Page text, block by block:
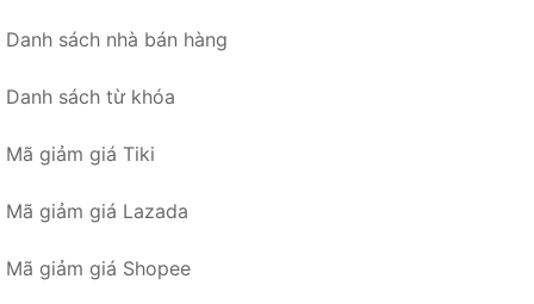
Danh sách nhà bán hàng
Danh sách từ khóa
Mã giảm giá Tiki
Mã giảm giá Lazada
Mã giảm giá Shopee